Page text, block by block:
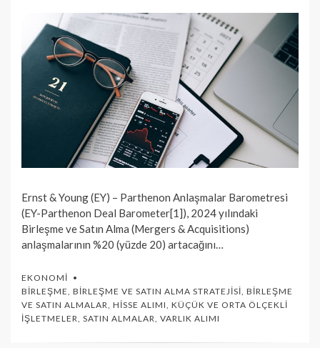
Ernst & Young (EY) – Parthenon Anlaşmalar Barometresi
(EY-Parthenon Deal Barometer[1]), 2024 yılındaki
Birleşme ve Satın Alma (Mergers & Acquisitions)
anlaşmalarının %20 (yüzde 20) artacağını…
EKONOMI
BIRLEŞME, BIRLEŞME VE SATIN ALMA STRATEJISI, BIRLEŞME
VE SATIN ALMALAR, HISSE ALIMI, KÜÇÜK VE ORTA ÖLÇEKLI
İŞLETMELER, SATIN ALMALAR, VARLIK ALIMI